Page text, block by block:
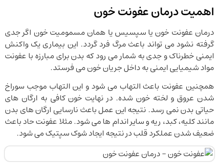
اهمیت درمان عفونت خون
درمان عفونت خون یا سپسیس یا همان مسمومیت خون اگر جدی
گرفته نشود می تواند باعث مرگ فرد گردد. این بیماری یک واکنش
ایمنی خطرناک و جدی به شمار می رود که بدن برای مبارزه با عفونت
مواد شیمیایی ایمنی به داخل جریان خون می فرستد.
همچنین عفونت باعث التهاب می شود و این التهاب موجب سوراخ
شدن عروق و لخته خون شده. در نهایت خون کافی به ارگان های
حیاتی بدن نمی رسد. نتیجه این عمل باعث نارسایی ارگان های بدن
مانند کلیه، کبد، ریه و سایر اندام ها می شود. مثلا عفونت حاد باعث
ضعیف شدن عملکرد قلب در نتیجه ایجاد شوک سپتیک می شود.